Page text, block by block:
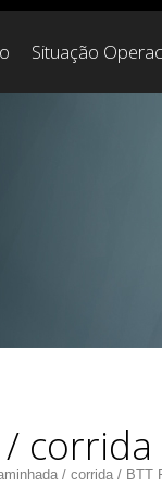
Situação
corrida
/ corrida / BTT